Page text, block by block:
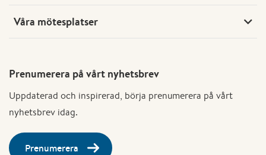
Våra mötesplatser
Prenumerera på vårt nyhetsbrev
Uppdaterad och inspirerad, börja prenumerera på vårt
nyhetsbrev idag.
Prenumerera